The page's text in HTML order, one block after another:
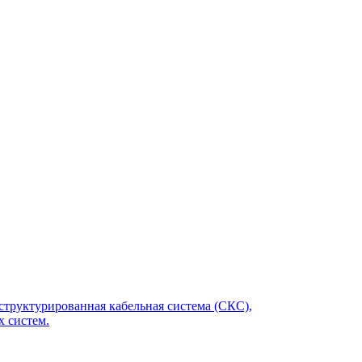
кабельная система (СКС),
систем.